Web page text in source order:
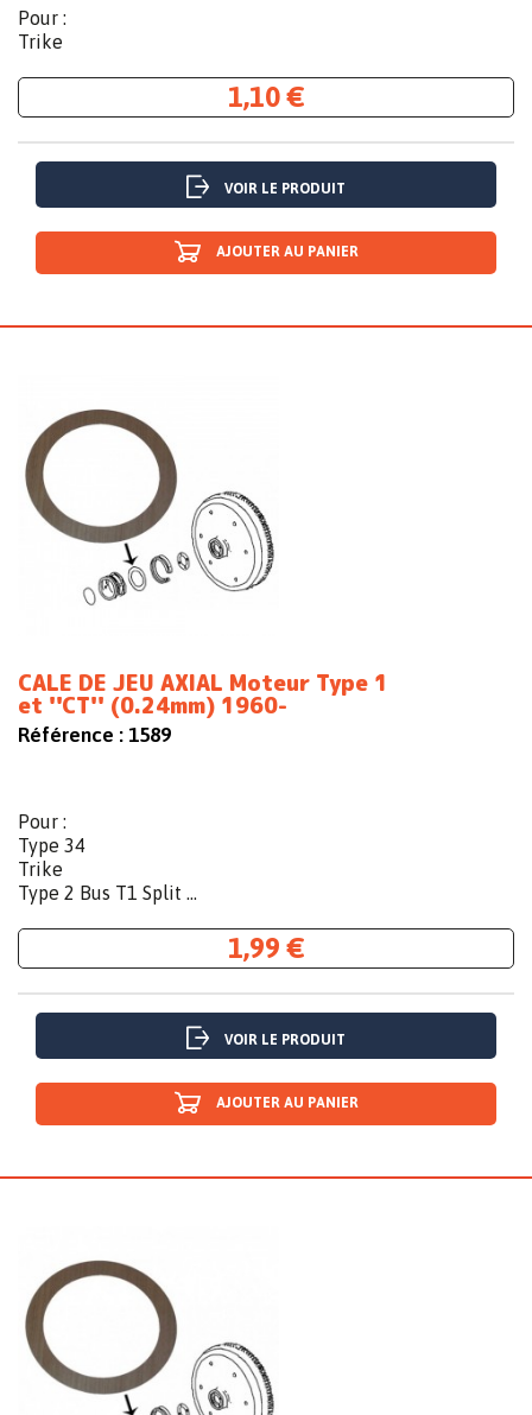
Pour :
Trike
1,10 €
VOIR LE PRODUIT
AJOUTER AU PANIER
CALE DE JEU AXIAL Moteur Type 1
et ''CT'' (0.24mm) 1960-
Référence : 1589
Pour :
Type 34
Trike
Type 2 Bus T1 Split ...
1,99 €
VOIR LE PRODUIT
AJOUTER AU PANIER